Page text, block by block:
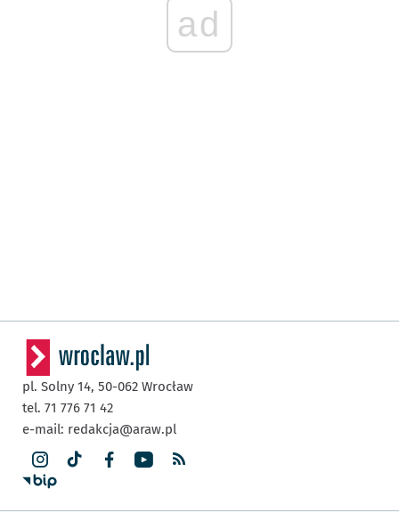
ad
pl. Solny 14, 50-062 Wrocław
tel. 71 776 71 42
e-mail: redakcja@araw.pl